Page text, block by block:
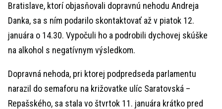
Bratislave, ktorí objasňovali dopravnú nehodu Andreja
Danka, sa s ním podarilo skontaktovať až v piatok 12.
januára o 14.30. Vypočuli ho a podrobili dychovej skúške
na alkohol s negatívnym výsledkom.
Dopravná nehoda, pri ktorej podpredseda parlamentu
narazil do semaforu na križovatke ulíc Saratovská –
Repašského, sa stala vo štvrtok 11. januára krátko pred